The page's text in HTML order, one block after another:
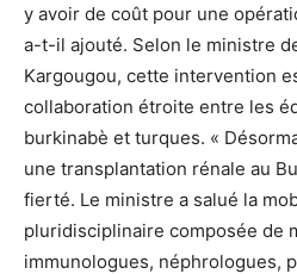
y avoir de coût pour une
a-t-il ajouté. Selon le ministre
Kargougou, cette intervention
collaboration étroite entre les
burkinabè et turques. «
une transplantation rénale au
fierté. Le ministre a salué la
pluridisciplinaire composée de
immunologues, néphrologues,